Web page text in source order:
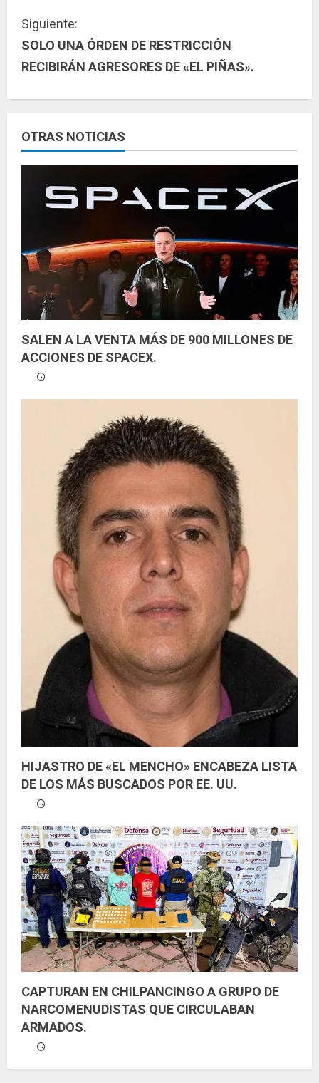
u
e
l
e
y
d
o
Siguiente:
SOLO UNA ÓRDEN DE RESTRICCIÓN
RECIBIRÁN AGRESORES DE «EL PIÑAS».
OTRAS NOTICIAS
SALEN A LA VENTA MÁS DE 900 MILLONES DE
ACCIONES DE SPACEX.
HIJASTRO DE «EL MENCHO» ENCABEZA LISTA
DE LOS MÁS BUSCADOS POR EE. UU.
CAPTURAN EN CHILPANCINGO A GRUPO DE
NARCOMENUDISTAS QUE CIRCULABAN
ARMADOS.